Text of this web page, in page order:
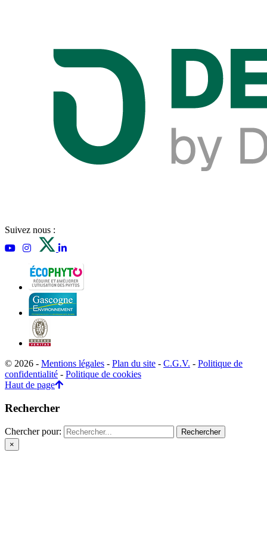
Suivez nous :
© 2026 - Mentions légales - Plan du site - C.G.V. - Politique de
confidentialité - Politique de cookies
Haut de page
Rechercher
Chercher pour:
×